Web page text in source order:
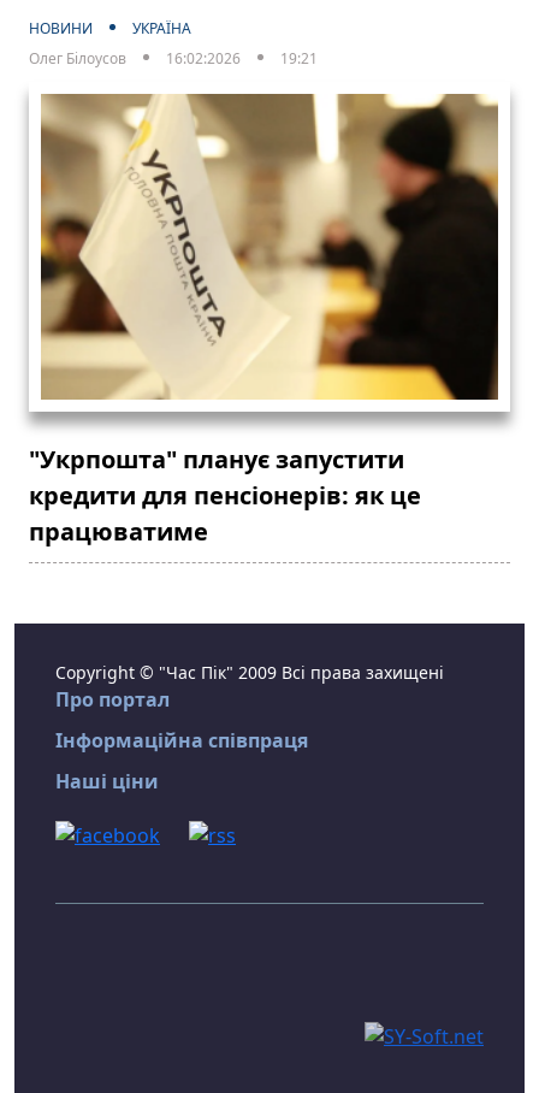
НОВИНИ
УКРАЇНА
Олег Білоусов
16:02:2026 19:21
"Укрпошта" планує запустити
кредити для пенсіонерів: як це
працюватиме
Copyright © "Час Пік" 2009 Всі права захищені
Про портал
Інформаційна співпраця
Наші ціни